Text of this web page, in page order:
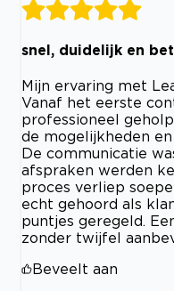
snel, duidelijk en
Mijn ervaring met
Vanaf het eerste
professioneel
de mogelijkheden
De communicatie
afspraken werden
proces verliep
echt gehoord als
puntjes geregeld.
zonder twijfel
Beveelt aan